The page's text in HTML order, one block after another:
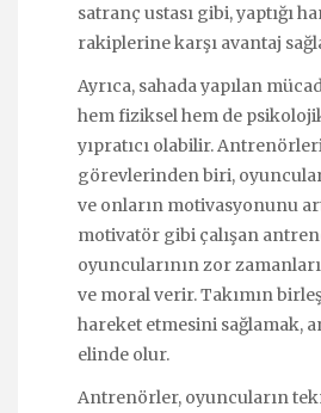
satranç ustası gibi, yaptığı
rakiplerine karşı avantaj
Ayrıca, sahada yapılan
hem fiziksel hem de
yıpratıcı olabilir.
görevlerinden biri,
ve onların motivasyonunu
motivatör gibi çalışan
oyuncularının zor
ve moral verir. Takımın
hareket etmesini sağlamak,
elinde olur.
Antrenörler, oyuncuların